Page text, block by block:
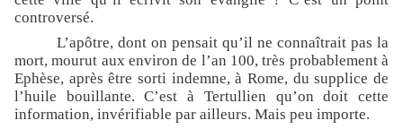
controversé.
L’apôtre, dont on pensait qu’il ne connaîtrait pas la
mort, mourut aux environ de l’an 100, très probablement à
Ephèse, après être sorti indemne, à Rome, du supplice de
l’huile bouillante. C’est à Tertullien qu’on doit cette
information, invérifiable par ailleurs. Mais peu importe.